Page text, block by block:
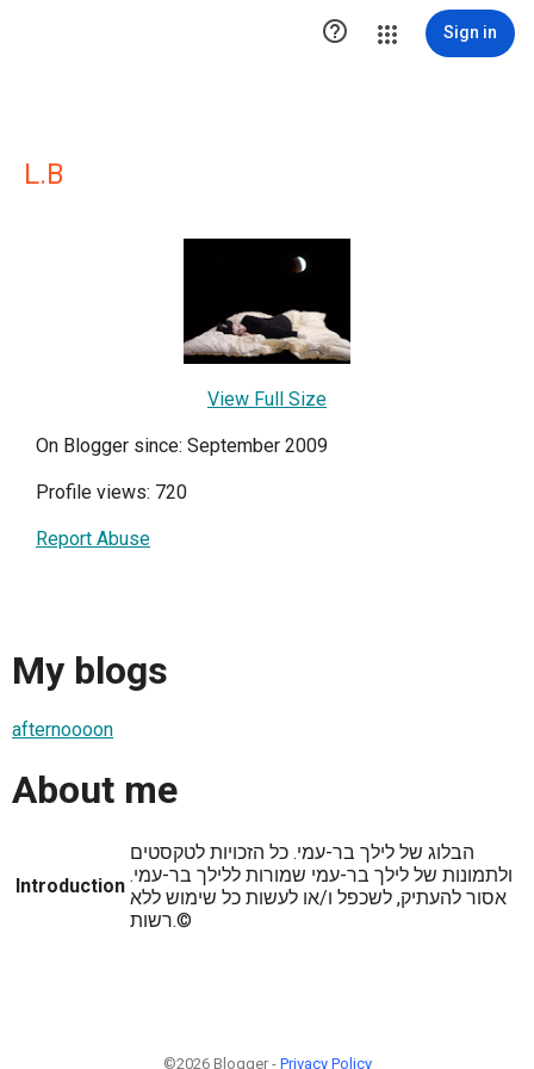
 Sign in
L.B
View Full Size
On Blogger since: September 2009
Profile views: 720
Report Abuse
My blogs
afternoooon
About me
Introduction
הבלוג של לילך בר-עמי. כל הזכויות לטקסטים
ולתמונות של לילך בר-עמי שמורות ללילך בר-עמי.
אסור להעתיק, לשכפל ו/או לעשות כל שימוש ללא
רשות.©
©2026 Blogger - Privacy Policy